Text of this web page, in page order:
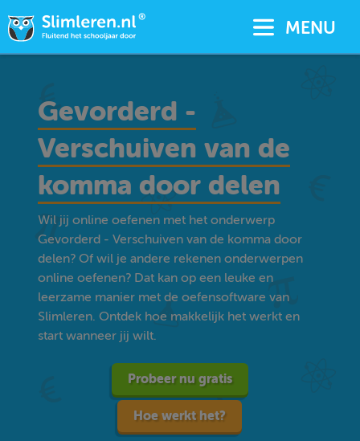
MENU
Gevorderd -
Verschuiven van de
komma door delen
Wil jij online oefenen met het onderwerp
Gevorderd - Verschuiven van de komma door
delen? Of wil je andere rekenen onderwerpen
online oefenen? Dat kan op een leuke en
leerzame manier met de oefensoftware van
Slimleren. Ontdek hoe makkelijk het werkt en
start wanneer jij wilt.
Probeer nu gratis
Hoe werkt het?